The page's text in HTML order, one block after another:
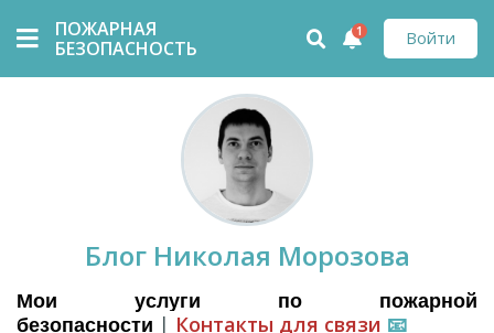
ПОЖАРНАЯ
БЕЗОПАСНОСТЬ
Войти
1
Блог Николая Морозова
Мои услуги по пожарной
безопасности | Контакты для связи 📧